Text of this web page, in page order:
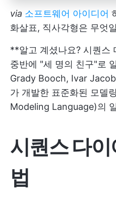
via 소프트웨어 아이디어
화살표, 직사각형은 무엇
**알고 계셨나요? 시퀀스
중반에 "세 명의 친구"로
Grady Booch, Ivar
가 개발한 표준화된 모델
Modeling Language)의
시퀀스 다
법